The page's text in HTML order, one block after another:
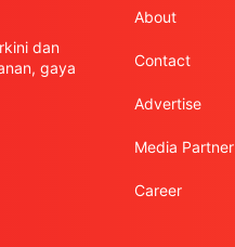
dan
gaya
About
Contact
Advertise
Media Partner
Career